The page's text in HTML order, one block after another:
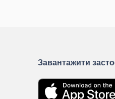
Завантажити